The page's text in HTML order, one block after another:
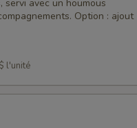
avec un houmous
Option : ajout
l'unité